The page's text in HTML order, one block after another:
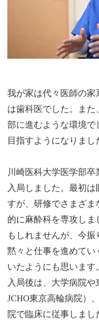
我が家は代々医師の
は歯科医でした。ま
部に進むような環境で
目指すようになりまし
川崎医科大学医学部
入局しました。最初
すが、研修でさまざ
的に麻酔科を専攻し
もしれませんが、今
黙々と仕事を進めてい
いたようにも思います。
入局後は、大学病院や
JCHO東京高輪病院）
院で臨床に従事しまし